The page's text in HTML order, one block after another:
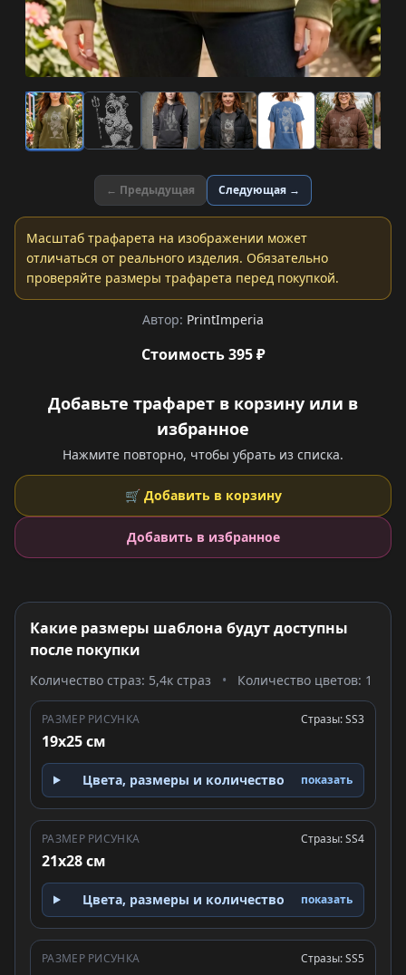
← Предыдущая Следующая →
Масштаб трафарета на изображении может
отличаться от реального изделия. Обязательно
проверяйте размеры трафарета перед покупкой.
Автор: PrintImperia
Стоимость 395 ₽
Добавьте трафарет в корзину или в
избранное
Нажмите повторно, чтобы убрать из списка.
🛒 Добавить в корзину
Добавить в избранное
Какие размеры шаблона будут доступны
после покупки
Количество страз: 5,4к страз • Количество цветов: 1
РАЗМЕР РИСУНКА
19x25 см
Стразы: SS3
Цвета, размеры и количество показать
РАЗМЕР РИСУНКА
21x28 см
Стразы: SS4
Цвета, размеры и количество показать
РАЗМЕР РИСУНКА Стразы: SS5